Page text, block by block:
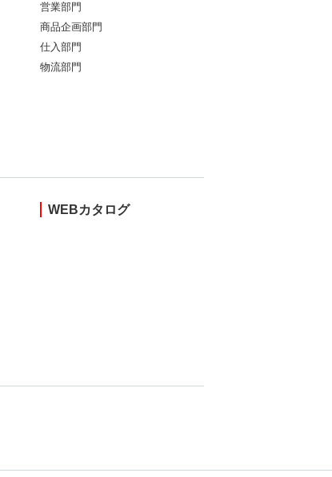
営業部門
商品企画部門
仕入部門
物流部門
WEBカタログ